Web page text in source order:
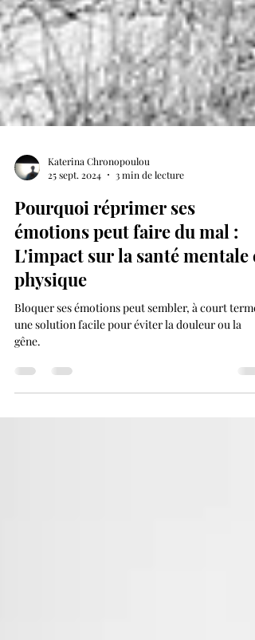
25 sept. 2024
3 min de lecture
Pourquoi réprimer ses
émotions peut faire du mal :
L'impact sur la santé mentale et
physique
Bloquer ses émotions peut sembler, à court terme,
gêne.